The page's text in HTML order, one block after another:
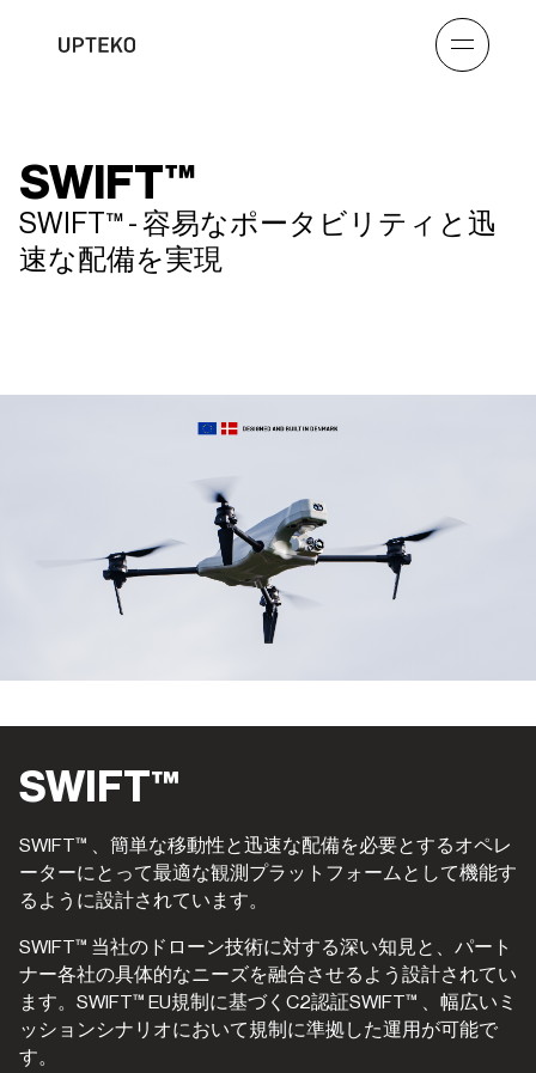
SWIFT™
SWIFT™ - 容易なポータビリティと迅
速な配備を実現
SWIFT™
SWIFT™ 、簡単な移動性と迅速な配備を必要とするオペレ
ーターにとって最適な観測プラットフォームとして機能す
るように設計されています。
SWIFT™ 当社のドローン技術に対する深い知見と、パート
ナー各社の具体的なニーズを融合させるよう設計されてい
ます。SWIFT™ EU規制に基づくC2認証SWIFT™ 、幅広いミ
ッションシナリオにおいて規制に準拠した運用が可能で
す。